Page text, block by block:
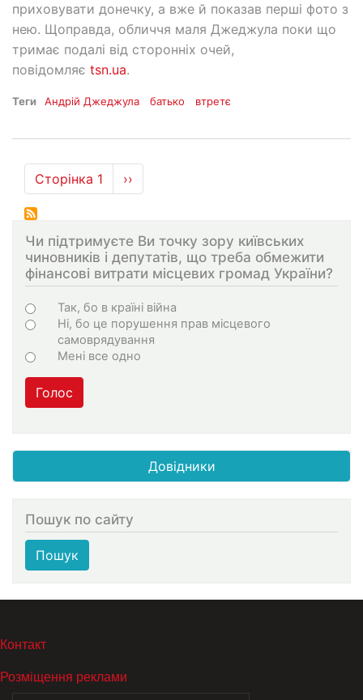
приховувати донечку, а вже й показав перші фото з
нею. Щоправда, обличчя маля Джеджула поки що
тримає подалі від сторонніх очей,
повідомляє tsn.ua.
Теги Андрій Джеджула батько втретє
Розбивка
на
сторінки
Сторінка 1
Наступна
сторінка
››
Чи підтримуєте Ви точку зору київських
чиновників і депутатів, що треба обмежити
фінансові витрати місцевих громад України?
Варіанти
Так, бо в країні війна
Ні, бо це порушення прав місцевого
самоврядування
Мені все одно
Голос
Довідники
Пошук по сайту
Пошук
МЕНЮ В ПОДВАЛЕ
Контакт
Розміщення реклами